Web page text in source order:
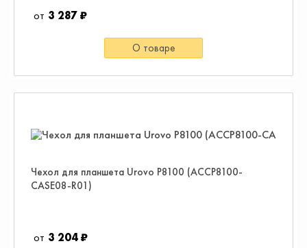
3 287 ₽
О товаре
Чехол для планшета Urovo P8100 (ACCP8100-
CASE08-R01)
3 204 ₽